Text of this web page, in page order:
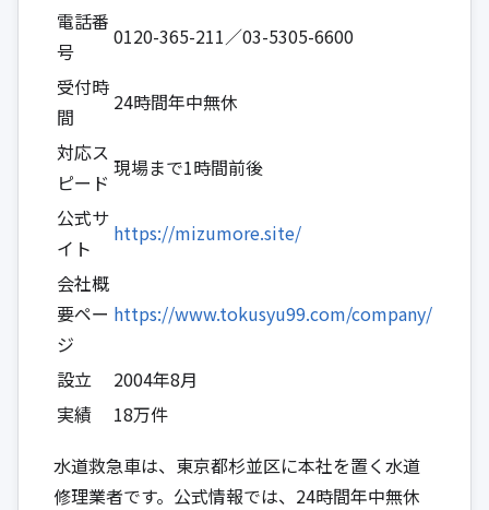
電話番
号
0120-365-211／03-5305-6600
受付時
間
24時間年中無休
対応ス
ピード
現場まで1時間前後
公式サ
イト
https://mizumore.site/
会社概
要ペー
ジ
https://www.tokusyu99.com/company/
設立
2004年8月
実績
18万件
水道救急車は、東京都杉並区に本社を置く水道
修理業者です。公式情報では、24時間年中無休